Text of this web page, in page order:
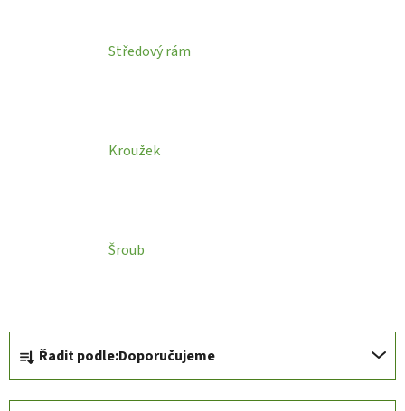
Středový rám
Kroužek
Šroub
a
z
Řadit podle:Doporučujeme